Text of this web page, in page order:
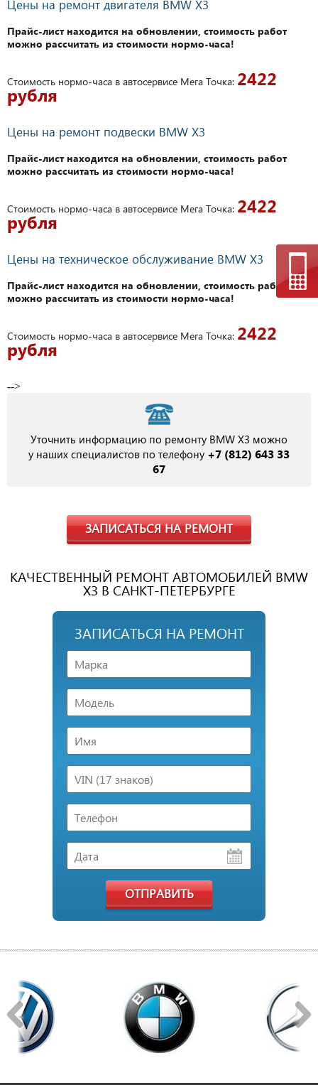
Цены на ремонт двигателя BMW X3
Прайс-лист находится на обновлении, стоимость работ
можно рассчитать из стоимости нормо-часа!
Стоимость нормо-часа в автосервисе Мега Точка: 2422
рубля
Цены на ремонт подвески BMW X3
Прайс-лист находится на обновлении, стоимость работ
можно рассчитать из стоимости нормо-часа!
Стоимость нормо-часа в автосервисе Мега Точка: 2422
рубля
Цены на техническое обслуживание BMW X3
Прайс-лист находится на обновлении, стоимость работ
можно рассчитать из стоимости нормо-часа!
Стоимость нормо-часа в автосервисе Мега Точка: 2422
рубля
-->
Уточнить информацию по ремонту BMW X3 можно
у наших специалистов по телефону +7 (812) 643 33
67
ЗАПИСАТЬСЯ НА РЕМОНТ
КАЧЕСТВЕННЫЙ РЕМОНТ АВТОМОБИЛЕЙ BMW
X3 В САНКТ-ПЕТЕРБУРГЕ
ЗАПИСАТЬСЯ НА РЕМОНТ
ОТПРАВИТЬ